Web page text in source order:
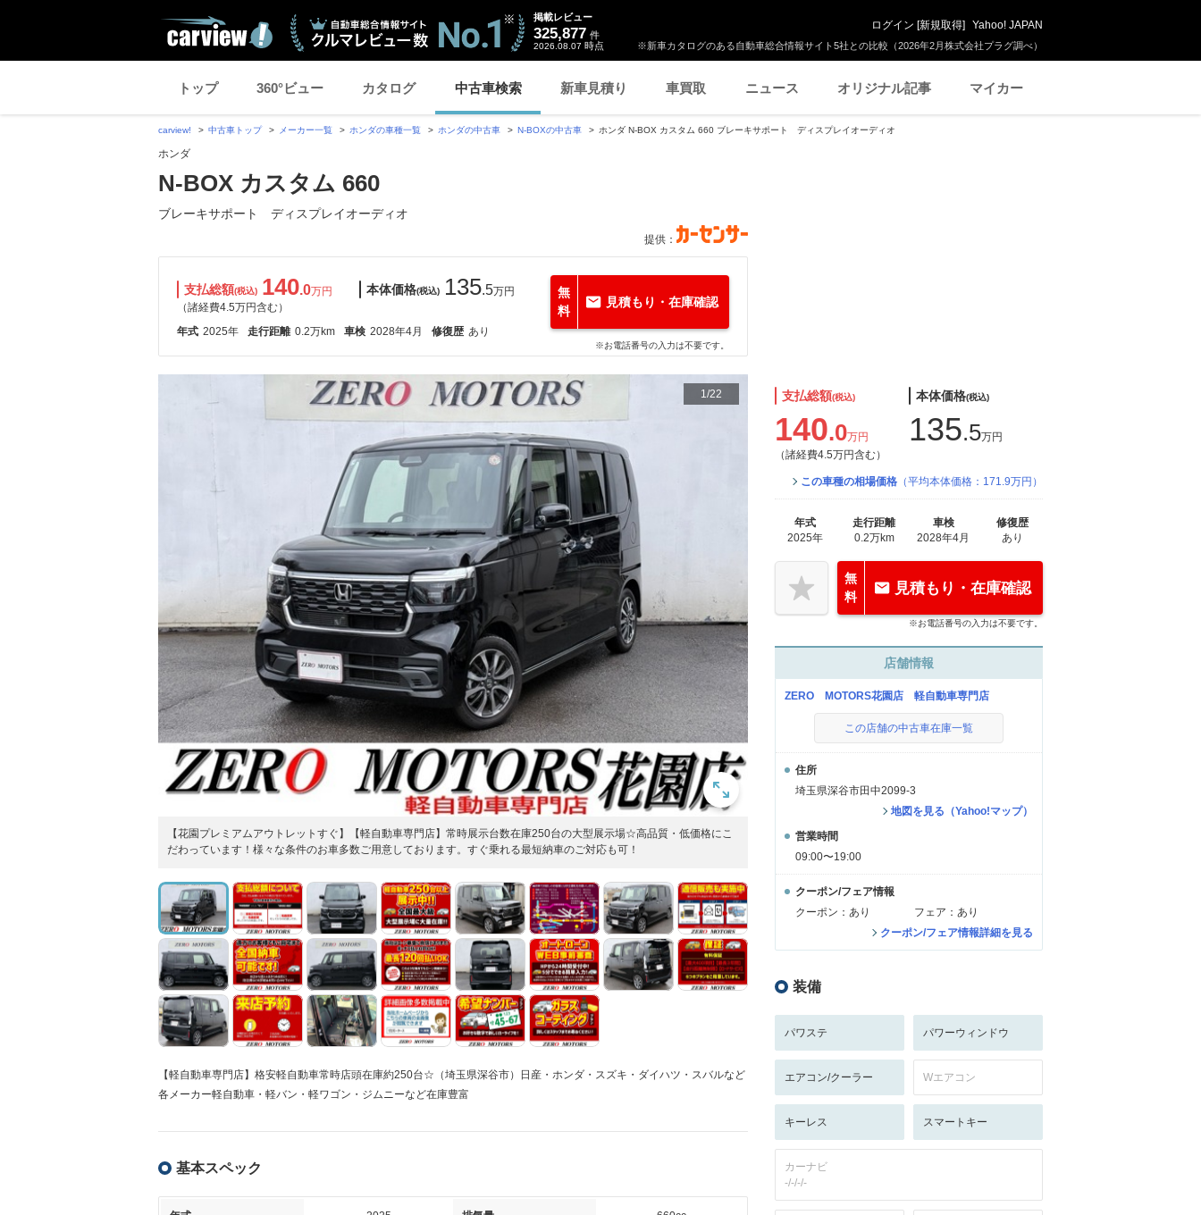
※新車カタログのある自動車総合情報サイト5社との比較（2026年2月株式会社プラグ調べ）
掲載レビュー
325,877 件
2026.08.07 時点
ログイン [新規取得] Yahoo! JAPAN
トップ 360°ビュー カタログ 中古車検索 新車見積り 車買取 ニュース オリジナル記事 マイカー
carview! 中古車トップ メーカー一覧 ホンダの車種一覧 ホンダの中古車 N-BOXの中古車 ホンダ N-BOX カスタム 660 ブレーキサポート ディスプレイオーディオ
ホンダ
N-BOX カスタム 660
ブレーキサポート ディスプレイオーディオ
提供：
支払総額(税込) 140.0万円
（諸経費4.5万円含む）
本体価格(税込) 135.5万円
年式 2025年 走行距離 0.2万km 車検 2028年4月 修復歴 あり
無
料
見積もり・在庫確認
※お電話番号の入力は不要です。
1/22
【花園プレミアムアウトレットすぐ】【軽自動車専門店】常時展示台数在庫250台の大型展示場☆高品質・低価格にこ
だわっています！様々な条件のお車多数ご用意しております。すぐ乗れる最短納車のご対応も可！
【軽自動車専門店】格安軽自動車常時店頭在庫約250台☆（埼玉県深谷市）日産・ホンダ・スズキ・ダイハツ・スバルなど
各メーカー軽自動車・軽バン・軽ワゴン・ジムニーなど在庫豊富
基本スペック
支払総額(税込)
140.0万円
（諸経費4.5万円含む）
本体価格(税込)
135.5万円
この車種の相場価格 （平均本体価格：171.9万円）
年式
2025年
走行距離
0.2万km
車検
2028年4月
修復歴
あり
無
料
見積もり・在庫確認
※お電話番号の入力は不要です。
店舗情報
ZERO MOTORS花園店 軽自動車専門店
この店舗の中古車在庫一覧
住所
埼玉県深谷市田中2099-3
地図を見る（Yahoo!マップ）
営業時間
09:00〜19:00
クーポン/フェア情報
クーポン：あり
フェア：あり
クーポン/フェア情報詳細を見る
装備
パワステ パワーウィンドウ
エアコン/クーラー Wエアコン
キーレス スマートキー
カーナビ
-/-/-/-